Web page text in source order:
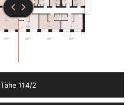
Tähe 114/2